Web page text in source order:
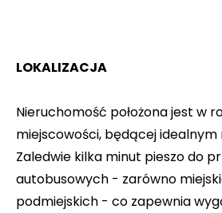
LOKALIZACJA
Nieruchomość położona jest w
miejscowości, będącej idealnym
Zaledwie kilka minut pieszo do
autobusowych - zarówno
podmiejskich - co zapewnia